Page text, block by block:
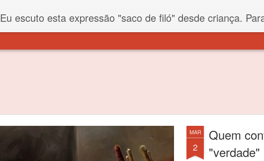
Eu escuto esta expressão "saco de filó" desde criança. Para quem não sabe, filó é um tecido todo furadinho e permite que um saco feito com ele, mesmo que muito exposto ao ar soprado para dentro, nunca vai se
MAR
2
Quem
"verdade"